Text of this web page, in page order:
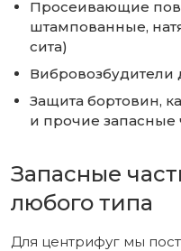
Просеивающие
штампованные,
сита)
Вибровозбудители
Защита бортовин,
и прочие запасные
Запасные
любого типа
Для центрифуг мы